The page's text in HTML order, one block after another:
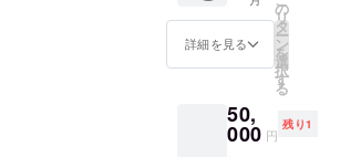
然音を
テーマ
に制作
いたし
ま
一点だ
け制作
させて
詳細を見る
の
リ
タ
ー
ン
を
選
択
す
る
50,
000 円
残り1